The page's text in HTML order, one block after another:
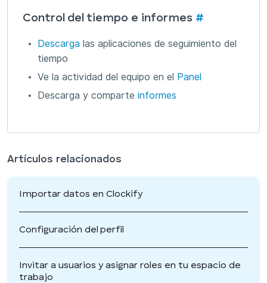
Control del tiempo e informes #
Descarga las aplicaciones de seguimiento del
tiempo
Ve la actividad del equipo en el Panel
Descarga y comparte informes
Artículos relacionados
Importar datos en Clockify
Configuración del perfil
Invitar a usuarios y asignar roles en tu espacio de
trabajo